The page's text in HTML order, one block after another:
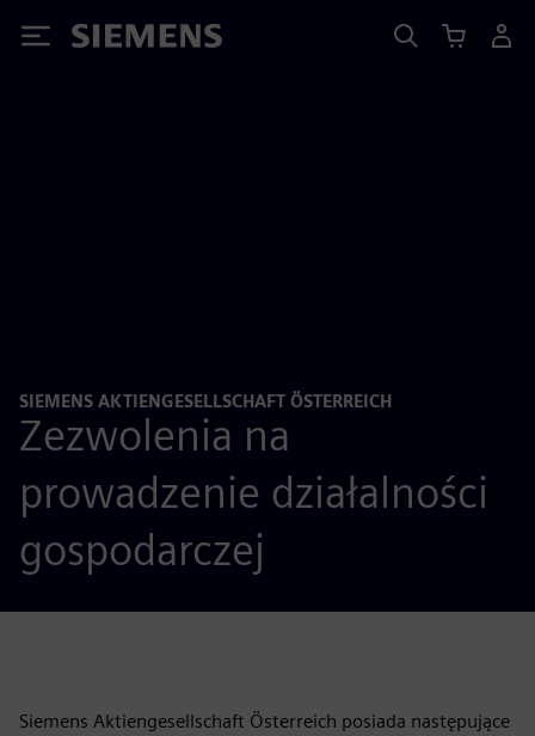
Siemens
SIEMENS AKTIENGESELLSCHAFT ÖSTERREICH
Zezwolenia na
prowadzenie działalności
gospodarczej
Siemens Aktiengesellschaft Österreich posiada następujące